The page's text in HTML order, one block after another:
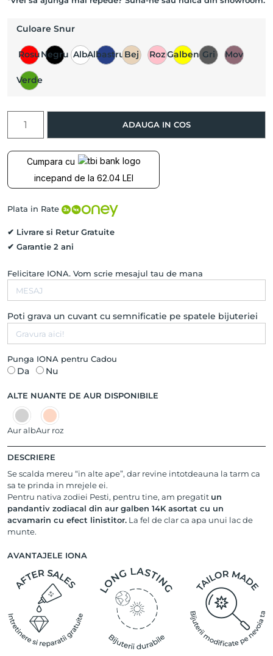
Culoare Snur
RosuNegru AlbAlbastruBej RozGalben Gri Mov
Verde
Pandantiv
PISCIS
cu
Acvamarin,
14K
ADAUGA IN COS
Cumpara cu
incepand de la 62.04 LEI
Plata in Rate
✔ Livrare si Retur Gratuite
✔ Garantie 2 ani
Felicitare IONA. Vom scrie mesajul tau de mana
Poti grava un cuvant cu semnificatie pe spatele bijuteriei
Punga IONA pentru Cadou
Da Nu
ALTE NUANTE DE AUR DISPONIBILE
Aur albAur roz
DESCRIERE
Se scalda mereu “in alte ape”, dar revine intotdeauna la tarm ca
sa te prinda in mrejele ei.
Pentru nativa zodiei Pesti, pentru tine, am pregatit un
pandantiv zodiacal din aur galben 14K asortat cu un
acvamarin cu efect linistitor. La fel de clar ca apa unui lac de
munte.
AVANTAJELE IONA